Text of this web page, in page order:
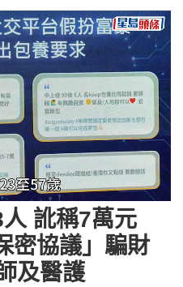
訛稱7萬元
密協議」騙財
及醫護